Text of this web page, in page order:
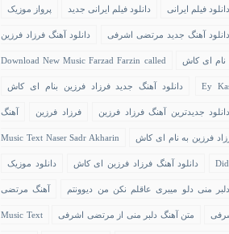
دانلود فیلم ایرانی دانلود فیلم ایرانی جدید پرواز موزیک
دانلود آهنگ جدید مرتضی اشرفی دانلود آهنگ فرزاد فرزین
نام ای کاش Download New Music Farzad Farzin called
Ey دانلود آهنگ جدید فرزاد فرزین بنام ای کاش
دانلود جدیدترین آهنگ فرزاد فرزین فرزاد فرزین آهنگ
فرزین به نام ای کاش Music Text Naser Sadr Akharin
دانلود آهنگ فرزاد فرزین ای کاش دانلود موزیک
دلبر منی دلو میبری عاقلم نکن من دیوونتم آهنگ مرتضی
متن آهنگ دلبر منی از مرتضی اشرفی Music Text